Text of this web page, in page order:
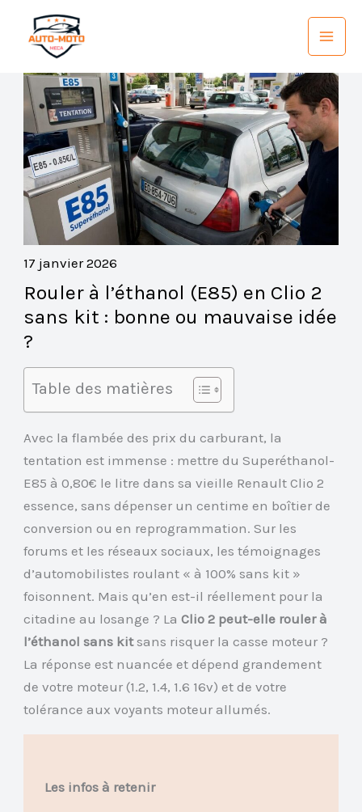
contenu
17 janvier 2026
Rouler à l’éthanol (E85) en Clio 2
sans kit : bonne ou mauvaise idée
?
Table des matières
Avec la flambée des prix du carburant, la
tentation est immense : mettre du Superéthanol-
E85 à 0,80€ le litre dans sa vieille Renault Clio 2
essence, sans dépenser un centime en boîtier de
conversion ou en reprogrammation. Sur les
forums et les réseaux sociaux, les témoignages
d’automobilistes roulant « à 100% sans kit »
foisonnent. Mais qu’en est-il réellement pour la
citadine au losange ? LaClio 2 peut-elle rouler à
l’éthanol sans kitsans risquer la casse moteur ?
La réponse est nuancée et dépend grandement
de votre moteur (1.2, 1.4, 1.6 16v) et de votre
tolérance aux voyants moteur allumés.
Les infos à retenir